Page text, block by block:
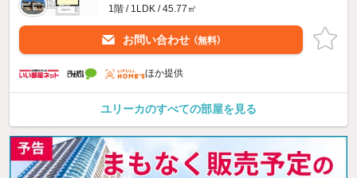
1階 / 1LDK / 45.77㎡
お問い合わせ （無料）
ほか提供
ユリーカのすべての部屋を見る